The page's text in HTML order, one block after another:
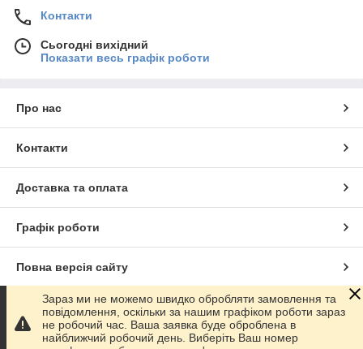
Контакти
Сьогодні вихідний
Показати весь графік роботи
Про нас
Контакти
Доставка та оплата
Графік роботи
Повна версія сайту
Сайт створено на маркетплейсіProm.ua
Зараз ми не можемо швидко обробляти замовлення та
повідомлення, оскільки за нашим графіком роботи зараз
не робочий час. Ваша заявка буде оброблена в
найближчий робочий день. Виберіть Ваш номер